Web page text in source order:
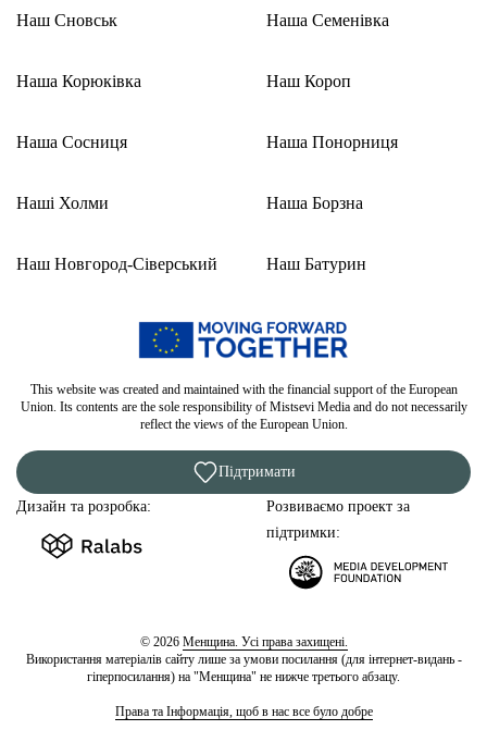
Наш Сновськ
Наша Корюківка
Наша Сосниця
Наші Холми
Наш Новгород-Сіверський
Наша Семенівка
Наш Короп
Наша Понорниця
Наша Борзна
Наш Батурин
This website was created and maintained with the financial support of the European
Union. Its contents are the sole responsibility of Mistsevi Media and do not necessarily
reflect the views of the European Union.
Підтримати
Дизайн та розробка:
Розвиваємо проект за
підтримки:
© 2026 Менщина. Усі права захищені.
Використання матеріалів сайту лише за умови посилання (для інтернет-видань -
гіперпосилання) на "Менщина" не нижче третього абзацу.
Права та Інформація, щоб в нас все було добре